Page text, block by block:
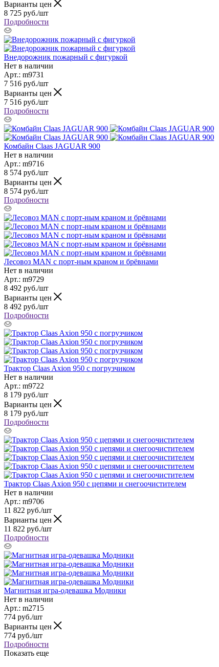
Варианты цен
8 725 руб./шт
Подробности
Внедорожник пожарный с фигуркой
Нет в наличии
Арт.: m9731
7 516 руб./шт
Варианты цен
7 516 руб./шт
Подробности
Комбайн Claas JAGUAR 900
Нет в наличии
Арт.: m9716
8 574 руб./шт
Варианты цен
8 574 руб./шт
Подробности
Лесовоз MAN с порт-ным краном и брёвнами
Нет в наличии
Арт.: m9729
8 492 руб./шт
Варианты цен
8 492 руб./шт
Подробности
Трактор Claas Axion 950 c погрузчиком
Нет в наличии
Арт.: m9722
8 179 руб./шт
Варианты цен
8 179 руб./шт
Подробности
Трактор Claas Axion 950 c цепями и снегоочистителем
Нет в наличии
Арт.: m9706
11 822 руб./шт
Варианты цен
11 822 руб./шт
Подробности
Магнитная игра-одевашка Модники
Нет в наличии
Арт.: m2715
774 руб./шт
Варианты цен
774 руб./шт
Подробности
Показать еще